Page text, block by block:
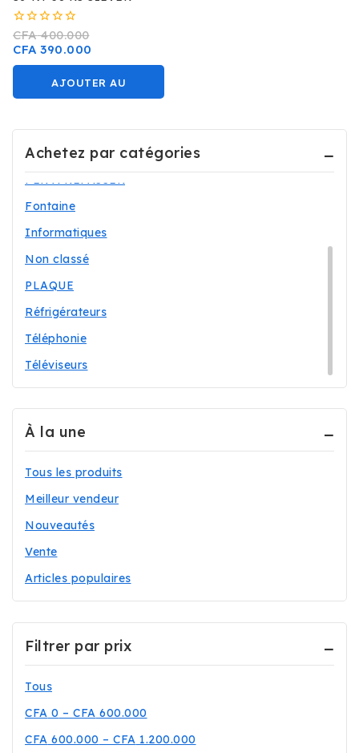
0
sur
5
CFA400.000
CFA 390.000
AJOUTER AU
Achetez par catégories
Uncategorized
Accessoires
Electroménagers
FER A REPASSER
Fontaine
Informatiques
Non classé
PLAQUE
Réfrigérateurs
Téléphonie
Téléviseurs
À la une
Tous les produits
Meilleur vendeur
Nouveautés
Vente
Articles populaires
Filtrer par prix
Tous
CFA 0 – CFA 600.000
CFA 600.000 – CFA 1.200.000